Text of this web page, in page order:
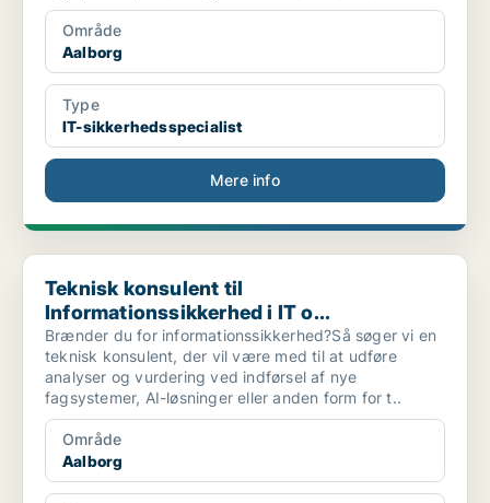
Område
Aalborg
Type
IT-sikkerhedsspecialist
Mere info
Teknisk konsulent til Informationssikkerhed i IT o...
Teknisk konsulent til
Informationssikkerhed i IT o...
Brænder du for informationssikkerhed?Så søger vi en
teknisk konsulent, der vil være med til at udføre
analyser og vurdering ved indførsel af nye
fagsystemer, AI-løsninger eller anden form for t..
Område
Aalborg